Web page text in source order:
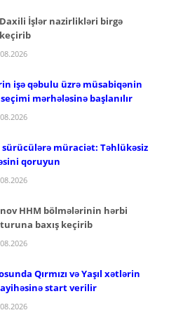
İşlər nazirlikləri birgə
işə qəbulu üzrə müsabiqənin
mərhələsinə başlanılır
sürücülərə müraciət: Təhlükəsiz
qoruyun
HHM bölmələrinin hərbi
baxış keçirib
Qırmızı və Yaşıl xətlərin
start verilir